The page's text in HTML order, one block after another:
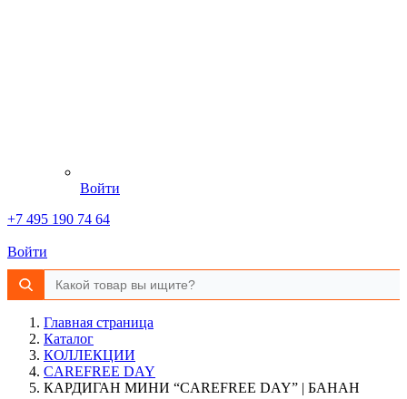
Войти
+7 495 190 74 64
Войти
Главная страница
Каталог
КОЛЛЕКЦИИ
CAREFREE DAY
КАРДИГАН МИНИ “CAREFREE DAY” | БАНАН